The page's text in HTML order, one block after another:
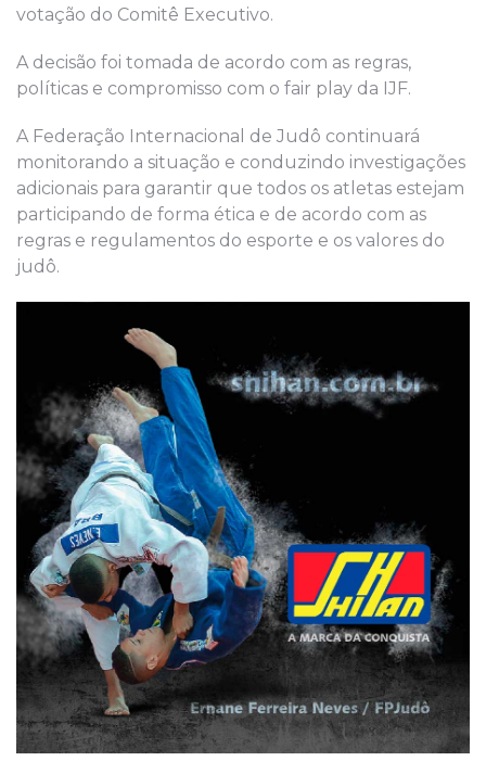
votação do Comitê Executivo.
A decisão foi tomada de acordo com as regras,
políticas e compromisso com o fair play da IJF.
A Federação Internacional de Judô continuará
monitorando a situação e conduzindo investigações
adicionais para garantir que todos os atletas estejam
participando de forma ética e de acordo com as
regras e regulamentos do esporte e os valores do
judô.